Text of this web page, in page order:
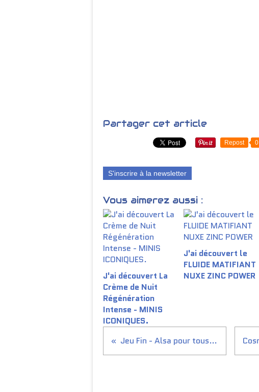
Partager cet article
Repost 0
S'inscrire à la newsletter
Vous aimerez aussi :
J'ai découvert La
Crème de Nuit
Régénération
Intense - MINIS
ICONIQUES.
J'ai découvert le
FLUIDE MATIFIANT
NUXE ZINC POWER
Jeu Fin - Alsa pour tous, Tous pour Alsa...